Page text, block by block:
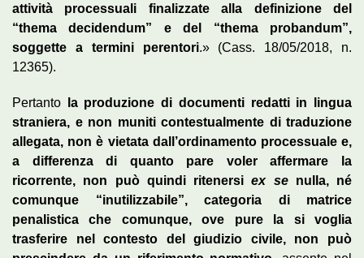
attività processuali finalizzate alla definizione del
“thema decidendum” e del “thema probandum”,
soggette a termini perentori.» (Cass. 18/05/2018, n.
12365).
Pertanto
la produzione di documenti redatti in lingua
straniera, e non muniti contestualmente di traduzione
allegata, non è vietata dall’ordinamento processuale e,
a differenza di quanto pare voler affermare la
ricorrente, non può quindi ritenersiex se nulla, né
comunque “inutilizzabile”, categoria di matrice
penalistica che comunque, ove pure la si voglia
trasferire nel contesto del giudizio civile, non può